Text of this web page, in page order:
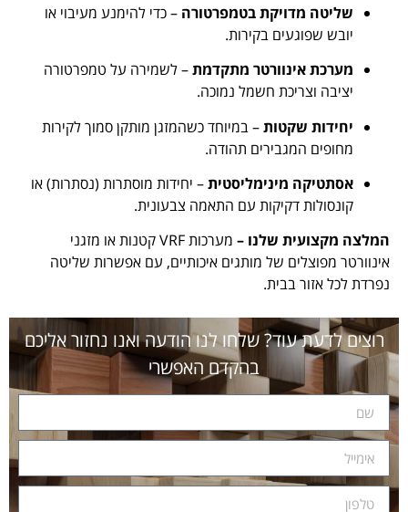
שליטה מדויקת בטמפרטורה– כדי להימנע מעיבוי או
יובש שפוגעים בקירות.
מערכת אינוורטר מתקדמת– לשמירה על טמפרטורה
יציבה וצריכת חשמל נמוכה.
יחידות שקטות– במיוחד כשהמזגן מותקן סמוך לקירות
מחופים המגבירים תהודה.
אסתטיקה מינימליסטית– יחידות מוסתרות (נסתרות) או
קונסולות דקיקות עם התאמה צבעונית.
המלצה מקצועית שלנו –
מערכות VRF קטנות או מזגני
אינוורטר מפוצלים של מותגים איכותיים, עם אפשרות שליטה
נפרדת לכל אזור בבית.
רוצים לדעת עוד? שלחו לנו הודעה ואנו נחזור אליכם
בהקדם האפשרי